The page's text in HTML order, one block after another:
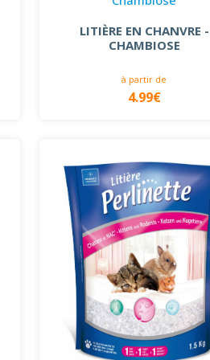
LITIÈRE EN CHANVRE -
CHAMBIOSE
à partir de
4.99€